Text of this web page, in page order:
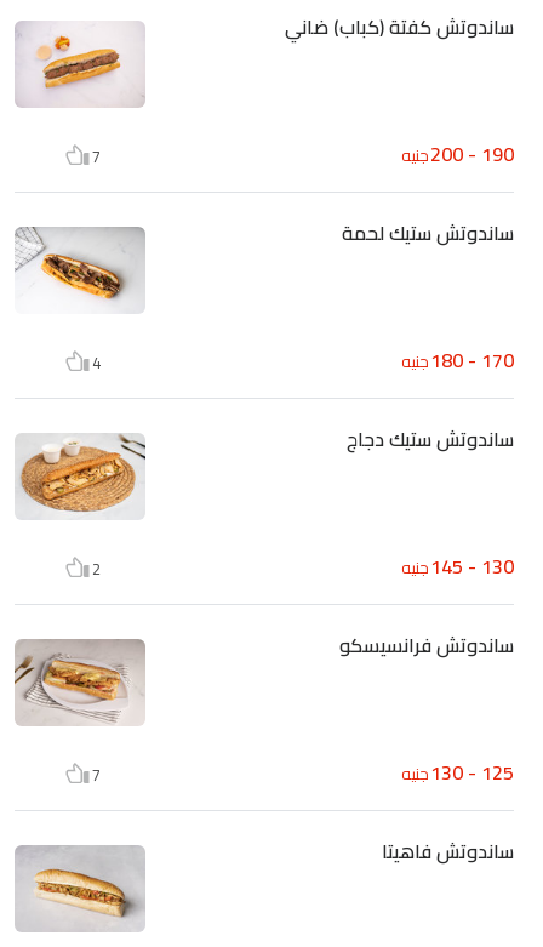
ساندوتش كفتة (كباب) ضاني
190 - 200 جنيه 7
ساندوتش ستيك لحمة
170 - 180 جنيه 4
ساندوتش ستيك دجاج
130 - 145 جنيه 2
ساندوتش فرانسيسكو
125 - 130 جنيه 7
ساندوتش فاهيتا